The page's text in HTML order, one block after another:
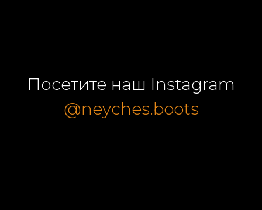
Посетите наш Instagram
@neyches.boots